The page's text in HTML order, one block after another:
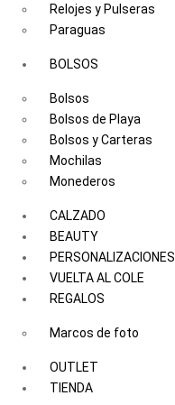
Relojes y Pulseras
Paraguas
BOLSOS
Bolsos
Bolsos de Playa
Bolsos y Carteras
Mochilas
Monederos
CALZADO
BEAUTY
PERSONALIZACIONES
VUELTA AL COLE
REGALOS
Marcos de foto
OUTLET
TIENDA